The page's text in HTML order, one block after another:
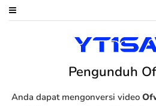
Pengunduh
Anda dapat mengonversi video